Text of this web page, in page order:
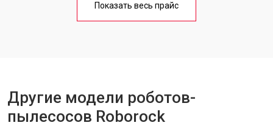
Показать весь прайс
Другие модели роботов-
пылесосов Roborock